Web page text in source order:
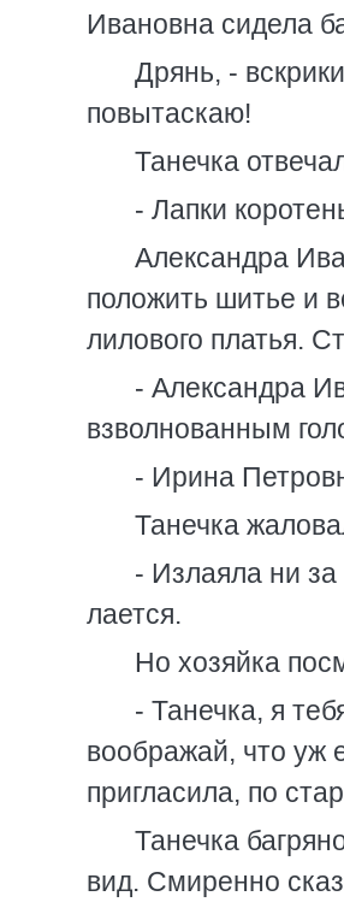
Ивановна сидела
Дрянь, -
повытаскаю!
Танечка
- Лапки
Александра
положить шитье и
лилового платья.
- Александра
взволнованным
- Ирина
Танечка
- Излаяла ни за
лается.
Но хозяйка
- Танечка, я
воображай, что уж
пригласила, по
Танечка
вид. Смиренно